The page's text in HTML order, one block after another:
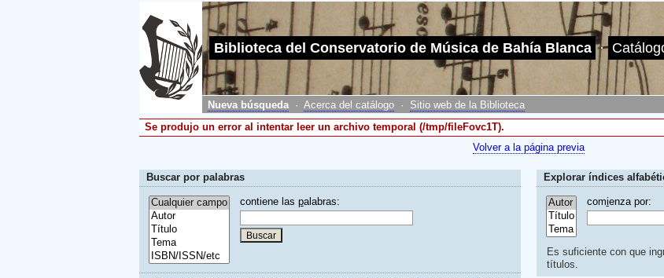
Biblioteca del Conservatorio de Música de Bahía Blanca ·
Nueva búsqueda· Acerca del catálogo · Sitio web de la Biblioteca
Se produjo un error al intentar leer un archivo temporal (/tmp/fileFovc1T).
Volver a la página previa
Buscar por palabras
contiene las palabras:
Explorar índices
comienza por:
Es suficiente con que
títulos.